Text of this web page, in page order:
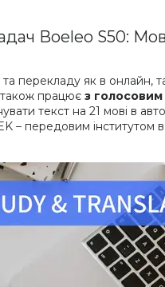
Boeleo S50:
перекладу як в
також працює з
текст на 21 мові в
– передовим інститутом в